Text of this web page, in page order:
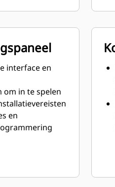
interface en
om in te spelen
en